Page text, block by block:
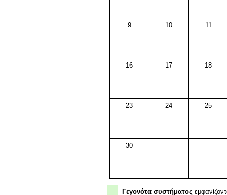
9 10 11
16 17 18
23 24 25
30
Γεγονότα συστήματος